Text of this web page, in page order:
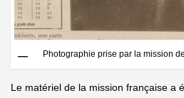
Photographie prise par la mission
Le matériel de la mission française a